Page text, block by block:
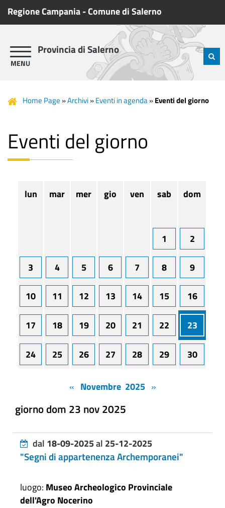
Regione Campania-Comune di Salerno
Provincia di Salerno
Home Page »Archivi»Eventi in agenda»Eventi del giorno
Eventi del giorno
lun mar mer gio ven sab dom
1 2
3 4 5 6 7 8 9
10 11 12 13 14 15 16
17 18 19 20 21 22 23
24 25 26 27 28 29 30
« Novembre 2025 »
giorno dom 23 nov 2025
dal 18-09-2025al 25-12-2025
"Segni di appartenenza Archemporanei"
luogo: Museo Archeologico Provinciale
dell'Agro Nocerino